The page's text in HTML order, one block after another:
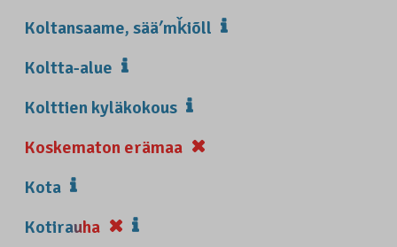
Koltansaame, sääʹmǩiõll
Koltta-alue
Kolttien kyläkokous
Koskematon erämaa
Kota
Kotirauha